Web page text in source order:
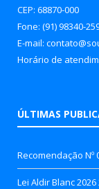
CEP: 68870-000
Fone: (91) 98340-
E-mail:
Horário de
ÚLTIMAS
Recomendação Nº
Lei Aldir Blanc 2026